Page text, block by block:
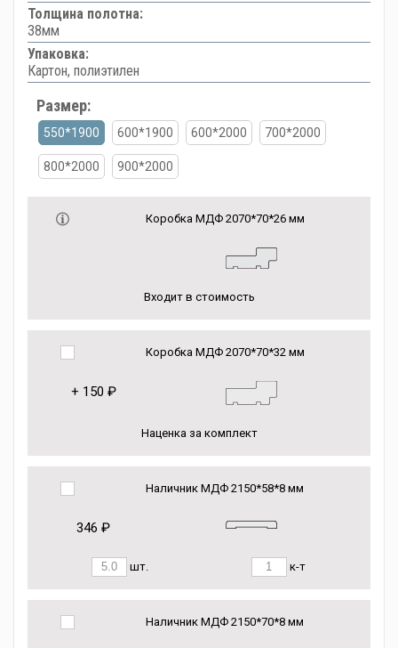
Толщина полотна:
38мм
Упаковка:
Картон, полиэтилен
Размер:
550*1900 600*1900 600*2000 700*2000
800*2000 900*2000
Коробка МДФ 2070*70*26 мм
Входит в стоимость
Коробка МДФ 2070*70*32 мм
+ 150 ₽
Наценка за комплект
Наличник МДФ 2150*58*8 мм
346 ₽
шт. к-т
Наличник МДФ 2150*70*8 мм